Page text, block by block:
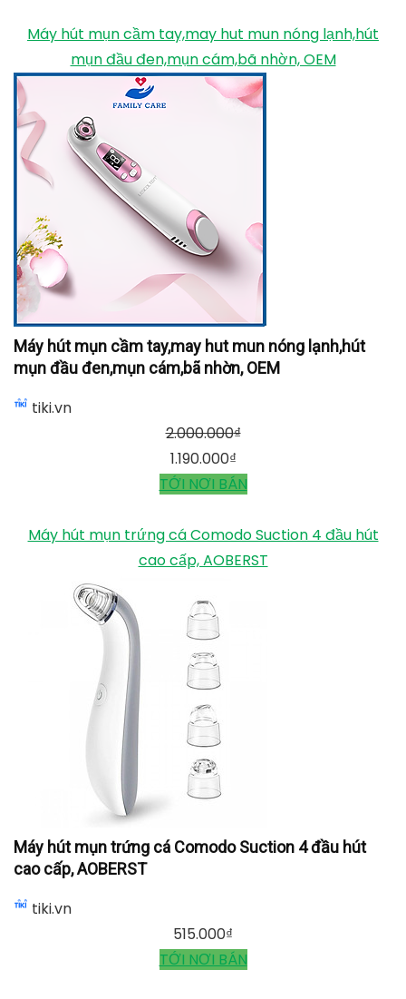
Máy hút mụn cầm tay,may hut mun nóng lạnh,hút
mụn đầu đen,mụn cám,bã nhờn, OEM
Máy hút mụn cầm tay,may hut mun nóng lạnh,hút
mụn đầu đen,mụn cám,bã nhờn, OEM
tiki.vn
2.000.000₫
1.190.000₫
TỚI NƠI BÁN
Máy hút mụn trứng cá Comodo Suction 4 đầu hút
cao cấp, AOBERST
Máy hút mụn trứng cá Comodo Suction 4 đầu hút
cao cấp, AOBERST
tiki.vn
515.000₫
TỚI NƠI BÁN